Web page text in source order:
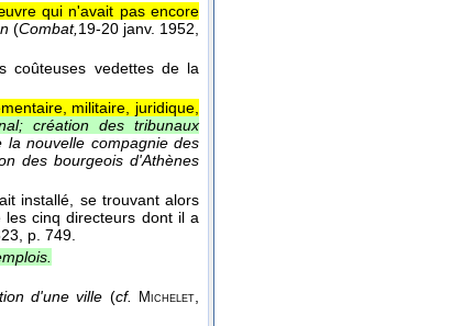
qui n'avait pas encore
(Combat,19-20 janv. 1952,
coûteuses vedettes de la
militaire, juridique,
création des tribunaux
la nouvelle compagnie des
des bourgeois d'Athènes
installé, se trouvant alors
cinq directeurs dont il a
, p. 749.
d'une ville (cf. Michelet,